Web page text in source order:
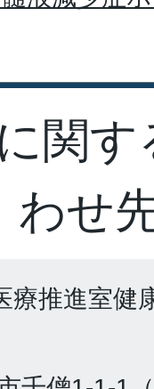
関
わせ
療推進室健